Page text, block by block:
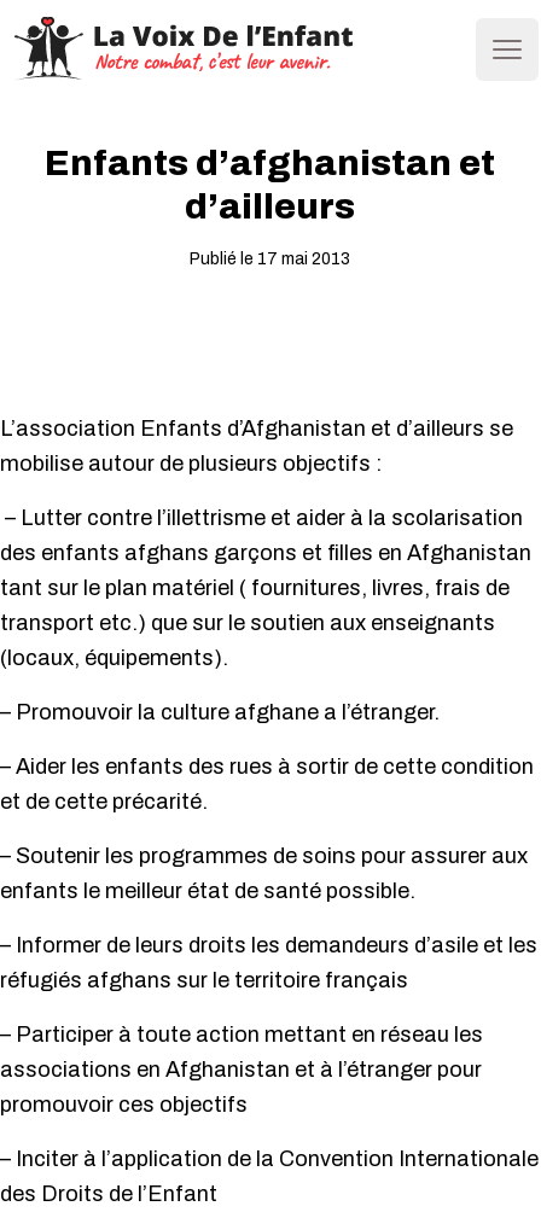
Enfants d’afghanistan et
d’ailleurs
Publié le 17 mai 2013
L’association Enfants d’Afghanistan et d’ailleurs se
mobilise autour de plusieurs objectifs :
– Lutter contre l’illettrisme et aider à la scolarisation
des enfants afghans garçons et filles en Afghanistan
tant sur le plan matériel ( fournitures, livres, frais de
transport etc.) que sur le soutien aux enseignants
(locaux, équipements).
– Promouvoir la culture afghane a l’étranger.
– Aider les enfants des rues à sortir de cette condition
et de cette précarité.
– Soutenir les programmes de soins pour assurer aux
enfants le meilleur état de santé possible.
– Informer de leurs droits les demandeurs d’asile et les
réfugiés afghans sur le territoire français
– Participer à toute action mettant en réseau les
associations en Afghanistan et à l’étranger pour
promouvoir ces objectifs
– Inciter à l’application de la Convention Internationale
des Droits de l’Enfant